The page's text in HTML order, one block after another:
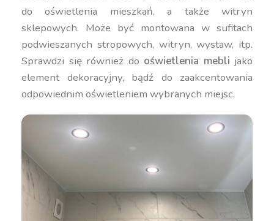
do oświetlenia mieszkań, a także witryn
sklepowych. Może być montowana w sufitach
podwieszanych stropowych, witryn, wystaw, itp.
Sprawdzi się również do oświetlenia mebli jako
element dekoracyjny, bądź do zaakcentowania
odpowiednim oświetleniem wybranych miejsc.